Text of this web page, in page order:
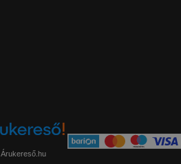
Árukereső.hu